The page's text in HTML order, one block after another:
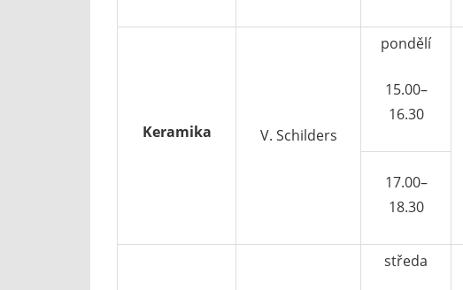
Keramika V. Schilders
pondělí
15.00–
16.30
17.00–
18.30
středa